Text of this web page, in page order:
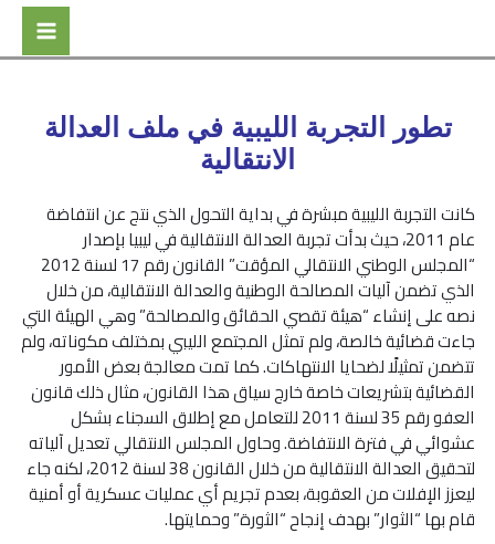
تطور التجربة الليبية في ملف العدالة
الانتقالية
كانت التجربة الليبية مبشرة في بداية التحول الذي نتج عن انتفاضة
عام 2011، حيث بدأت تجربة العدالة الانتقالية في ليبيا بإصدار
“المجلس الوطني الانتقالي المؤقت” القانون رقم 17 لسنة 2012
الذي تضمن آليات المصالحة الوطنية والعدالة الانتقالية، من خلال
نصه على إنشاء “هيئة تقصي الحقائق والمصالحة” وهي الهيئة التي
جاءت قضائية خالصة، ولم تمثل المجتمع الليبي بمختلف مكوناته، ولم
تتضمن تمثيلًا لضحايا الانتهاكات. كما تمت معالجة بعض الأمور
القضائية بتشريعات خاصة خارج سياق هذا القانون، مثال ذلك قانون
العفو رقم 35 لسنة 2011 للتعامل مع إطلاق السجناء بشكل
عشوائي في فترة الانتفاضة. وحاول المجلس الانتقالي تعديل آلياته
لتحقيق العدالة الانتقالية من خلال القانون 38 لسنة 2012، لكنه جاء
ليعزز الإفلات من العقوبة، بعدم تجريم أي عمليات عسكرية أو أمنية
قام بها “الثوار” بهدف إنجاح “الثورة” وحمايتها.